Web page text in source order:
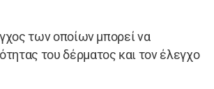
των οποίων μπορεί να
του δέρματος και τον έλεγχο